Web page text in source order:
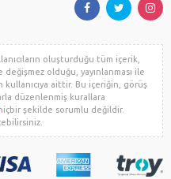
oluşturduğu tüm içerik,
olduğu, yayınlanması ile
aittir. Bu içeriğin, görüş
düzenlenmiş kurallara
hiçbir şekilde sorumlu değildir.